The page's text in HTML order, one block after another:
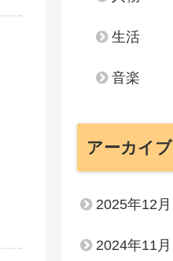
生活
音楽
アーカイブ
2025年12月
2024年11月